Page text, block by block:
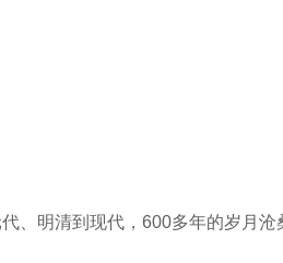
、明清到现代，600多年的岁月沧